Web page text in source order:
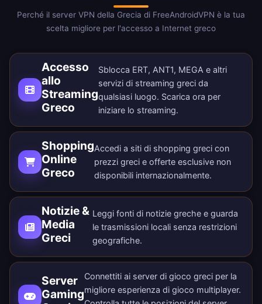
Perché il server VPN della Grecia di FreeAndroidVPN è la tua
scelta migliore per l'accesso a Internet greco
Accesso
allo
Streaming
Greco
Sblocca ERT, ANT1, MEGA e altri
servizi di streaming greci da
qualsiasi luogo. Scarica ora per
iniziare lo streaming.
Shopping
Online
Greco
Accedi a siti di shopping greci con
prezzi greci e offerte esclusive non
disponibili internazionalmente.
Notizie &
Media
Greci
Leggi fonti di notizie greche e guarda
le trasmissioni locali senza restrizioni
geografiche.
Server
Gaming
Connettiti ai server di gioco greci per la
migliore esperienza di gioco multiplayer.